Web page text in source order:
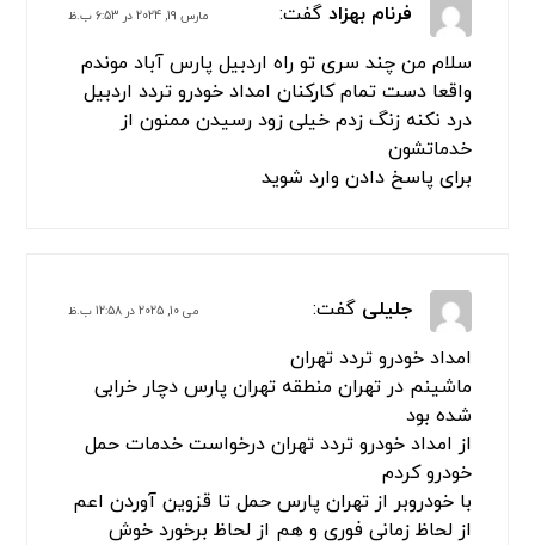
فرنام بهزاد گفت: مارس 19, 2024 در 6:53 ب.ظ
سلام من چند سری تو راه اردبیل پارس آباد موندم
واقعا دست تمام کارکنان امداد خودرو تردد اردبیل
درد نکنه زنگ زدم خیلی زود رسیدن ممنون از
خدماتشون
برای پاسخ دادن وارد شوید
جلیلی گفت: می 10, 2025 در 12:58 ب.ظ
امداد خودرو تردد تهران
ماشینم در تهران منطقه تهران پارس دچار خرابی
شده بود
از امداد خودرو تردد تهران درخواست خدمات حمل
خودرو کردم
با خودروبر از تهران پارس حمل تا قزوین آوردن اعم
از لحاظ زمانی فوری و هم از لحاظ برخورد خوش